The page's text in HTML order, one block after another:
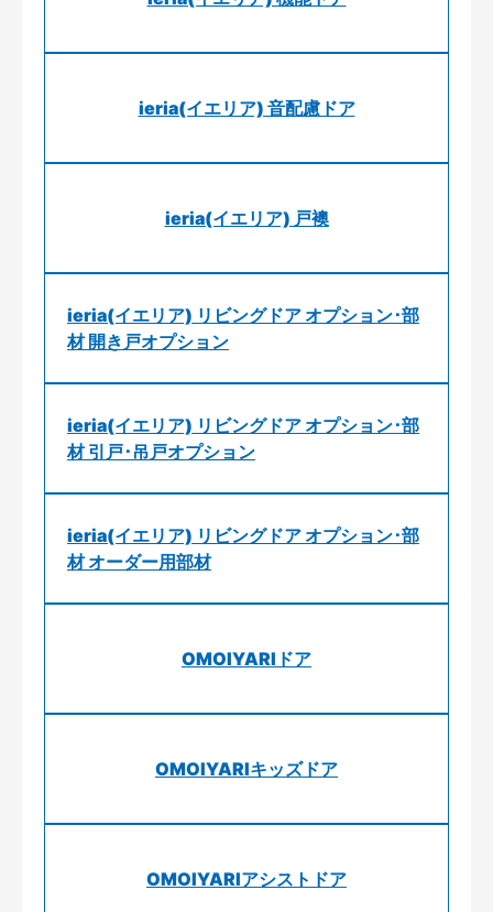
ieria(イエリア) 音配慮ドア
ieria(イエリア) 戸襖
ieria(イエリア) リビングドア オプション･部
材 開き戸オプション
ieria(イエリア) リビングドア オプション･部
材 引戸･吊戸オプション
ieria(イエリア) リビングドア オプション･部
材 オーダー用部材
OMOIYARIドア
OMOIYARIキッズドア
OMOIYARIアシストドア